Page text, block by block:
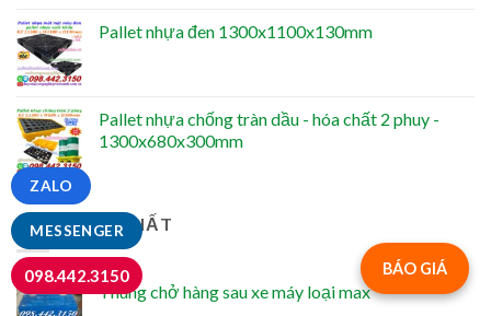
Pallet nhựa đen 1300x1100x130mm
Pallet nhựa chống tràn dầu - hóa chất 2 phuy -
1300x680x300mm
BÁN CHẠY NHẤT
Thùng chở hàng sau xe máy loại max
BÁO GIÁ
MESSENGER
ZALO
098.442.3150